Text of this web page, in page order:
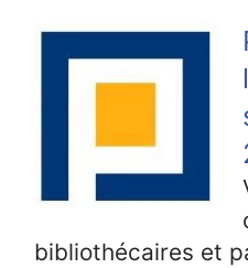
bibliothécaires et